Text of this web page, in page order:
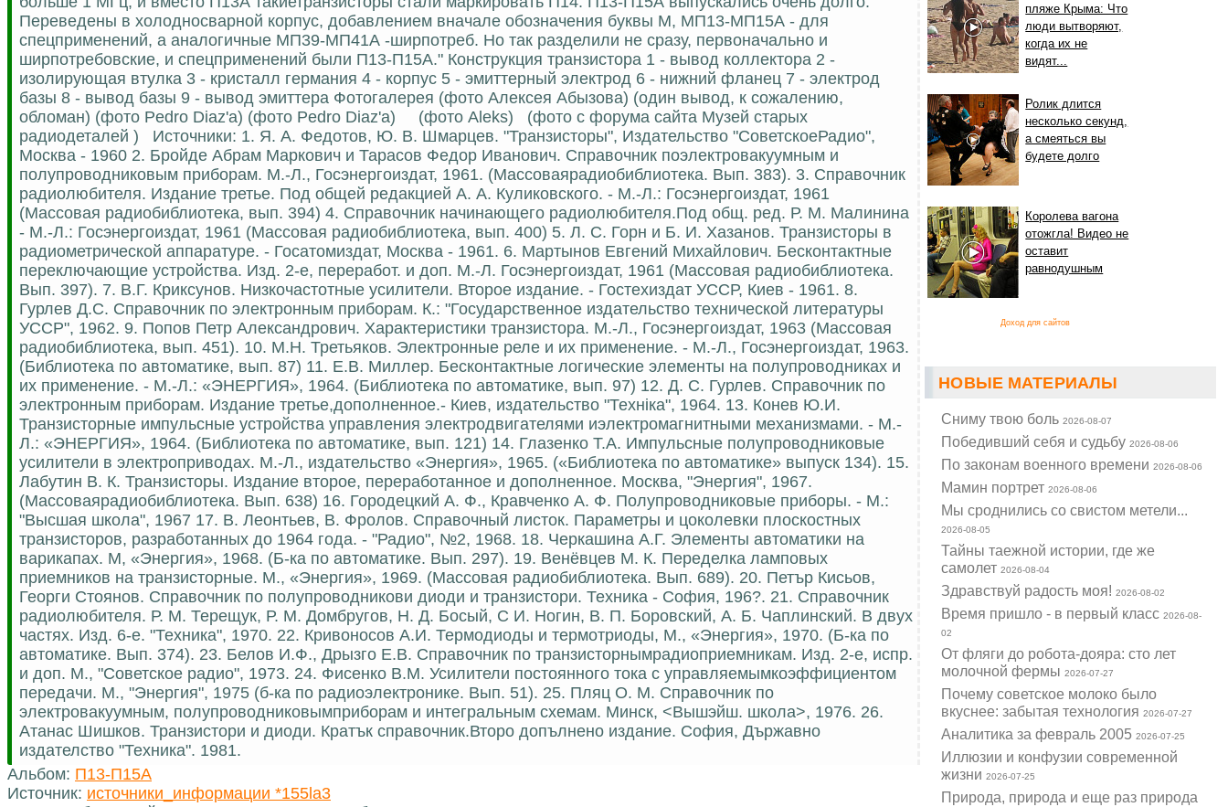
пляже Крыма: Что
люди вытворяют,
когда их не
видят...
Ролик длится
несколько секунд,
а смеяться вы
будете долго
Королева вагона
отожгла! Видео не
оставит
равнодушным
Доход для сайтов
НОВЫЕ МАТЕРИАЛЫ
Cниму твою боль2026-08-07
Победивший себя и судьбу2026-08-06
По законам военного времени2026-08-06
Мамин портрет2026-08-06
Мы сроднились со свистом метели...
2026-08-05
Тайны таежной истории, где же
самолет2026-08-04
Здравствуй радость моя!2026-08-02
Время пришло - в первый класс2026-08-
02
От фляги до робота-дояра: сто лет
молочной фермы2026-07-27
Почему советское молоко было
вкуснее: забытая технология2026-07-27
Аналитика за февраль 20052026-07-25
Иллюзии и конфузии современной
жизни2026-07-25
Природа, природа и еще раз природа
Переведены в холодносваpной корпус, добавлением вначале обозначения буквы М, МП13-МП15А - для
спецприменений, а аналогичные МП39-МП41А -ширпотреб. Hо так разделили не сразу, первоначально и
ширпотребовские, и спецприменений были П13-П15А." Конструкция транзистора 1 - вывод коллектора 2 -
изолирующая втулка 3 - кристалл германия 4 - корпус 5 - эмиттерный электрод 6 - нижний фланец 7 - электрод
базы 8 - вывод базы 9 - вывод эмиттера Фотогалерея (фото Алексея Абызова) (один вывод, к сожалению,
обломан) (фото Pedro Diaz'а) (фото Pedro Diaz'а) (фото Aleks) (фото c форума сайта Музей старых
радиодеталей ) Источники: 1. Я. А. Федотов, Ю. В. Шмарцев. "Транзисторы", Издательство "СоветскоеРадио",
Москва - 1960 2. Бройде Абрам Маркович и Тарасов Федор Иванович. Справочник поэлектровакуумным и
полупроводниковым приборам. М.-Л., Госэнергоиздат, 1961. (Массоваярадиобиблиотека. Вып. 383). 3. Справочник
радиолюбителя. Издание третье. Под общей редакцией А. А. Куликовского. - М.-Л.: Госэнергоиздат, 1961
(Массовая радиобиблиотека, вып. 394) 4. Справочник начинающего радиолюбителя.Под общ. ред. Р. М. Малинина
- М.-Л.: Госэнергоиздат, 1961 (Массовая радиобиблиотека, вып. 400) 5. Л. С. Горн и Б. И. Хазанов. Транзисторы в
радиометрической аппаратуре. - Госатомиздат, Москва - 1961. 6. Мартынов Евгений Михайлович. Бесконтактные
переключающие устройства. Изд. 2-е, переработ. и доп. М.-Л. Госэнергоиздат, 1961 (Массовая радиобиблиотека.
Вып. 397). 7. В.Г. Криксунов. Низкочастотные усилители. Второе издание. - Гостехиздат УССР, Киев - 1961. 8.
Гурлев Д.С. Справочник по электронным приборам. К.: "Государственное издательство технической литературы
УССР", 1962. 9. Попов Петр Александрович. Характеристики транзистора. М.-Л., Госэнергоиздат, 1963 (Массовая
радиобиблиотека, вып. 451). 10. М.Н. Третьяков. Электронные реле и их применение. - М.-Л., Госэнергоиздат, 1963.
(Библиотека по автоматике, вып. 87) 11. Е.В. Миллер. Бесконтактные логические элементы на полупроводниках и
их применение. - М.-Л.: «ЭНЕРГИЯ», 1964. (Библиотека по автоматике, вып. 97) 12. Д. С. Гурлев. Справочник по
электронным приборам. Издание третье,дополненное.- Киев, издательство "Технiка", 1964. 13. Конев Ю.И.
Транзисторные импульсные устройства управления электродвигателями иэлектромагнитными механизмами. - М.-
Л.: «ЭНЕРГИЯ», 1964. (Библиотека по автоматике, вып. 121) 14. Глазенко Т.А. Импульсные полупроводниковые
усилители в электроприводах. М.-Л., издательство «Энергия», 1965. («Библиотека по автоматике» выпуск 134). 15.
Лабутин В. К. Транзисторы. Издание второе, переработанное и дополненное. Москва, "Энергия", 1967.
(Массоваярадиобиблиотека. Вып. 638) 16. Городецкий А. Ф., Кравченко А. Ф. Полупроводниковые приборы. - М.:
"Высшая школа", 1967 17. В. Леонтьев, В. Фролов. Справочный листок. Параметры и цоколевки плоскостных
транзисторов, разработанных до 1964 года. - "Радио", №2, 1968. 18. Черкашина А.Г. Элементы автоматики на
варикапах. М, «Энергия», 1968. (Б-ка по автоматике. Вып. 297). 19. Венёвцев М. К. Переделка ламповых
приемников на транзисторные. М., «Энергия», 1969. (Массовая радиобиблиотека. Вып. 689). 20. Петър Кисьов,
Георги Стоянов. Справочник по полупроводникови диоди и транзистори. Техника - София, 196?. 21. Справочник
радиолюбителя. Р. М. Терещук, Р. М. Домбругов, Н. Д. Босый, С И. Ногин, В. П. Боровский, А. Б. Чаплинский. В двух
частях. Изд. 6-е. "Техника", 1970. 22. Кривоносов А.И. Термодиоды и термотриоды, М., «Энергия», 1970. (Б-ка по
автоматике. Вып. 374). 23. Белов И.Ф., Дрызго Е.В. Справочник по транзисторнымрадиоприемникам. Изд. 2-е, испр.
и доп. М., "Советское радио", 1973. 24. Фисенко В.М. Усилители постоянного тока с управляемымкоэффициентом
передачи. М., "Энергия", 1975 (б-ка по радиоэлектронике. Вып. 51). 25. Пляц О. М. Справочник по
электровакуумным, полупроводниковымприборам и интегральным схемам. Минск, <Вышэйш. школа>, 1976. 26.
Атанас Шишков. Транзистори и диоди. Кратък справочник.Второ допълнено издание. София, Държавно
издателство "Техника". 1981.
Альбом: П13-П15А
Источник: источники_информации *155la3